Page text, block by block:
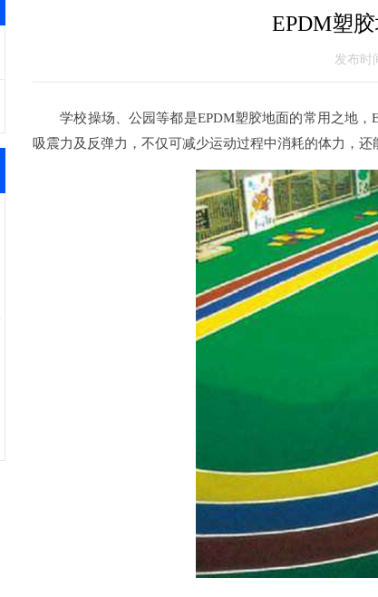
EPDM塑
发布时
学校操场、公园等都是EPDM塑胶地面的常用之地，
吸震力及反弹力，不仅可减少运动过程中消耗的体力，